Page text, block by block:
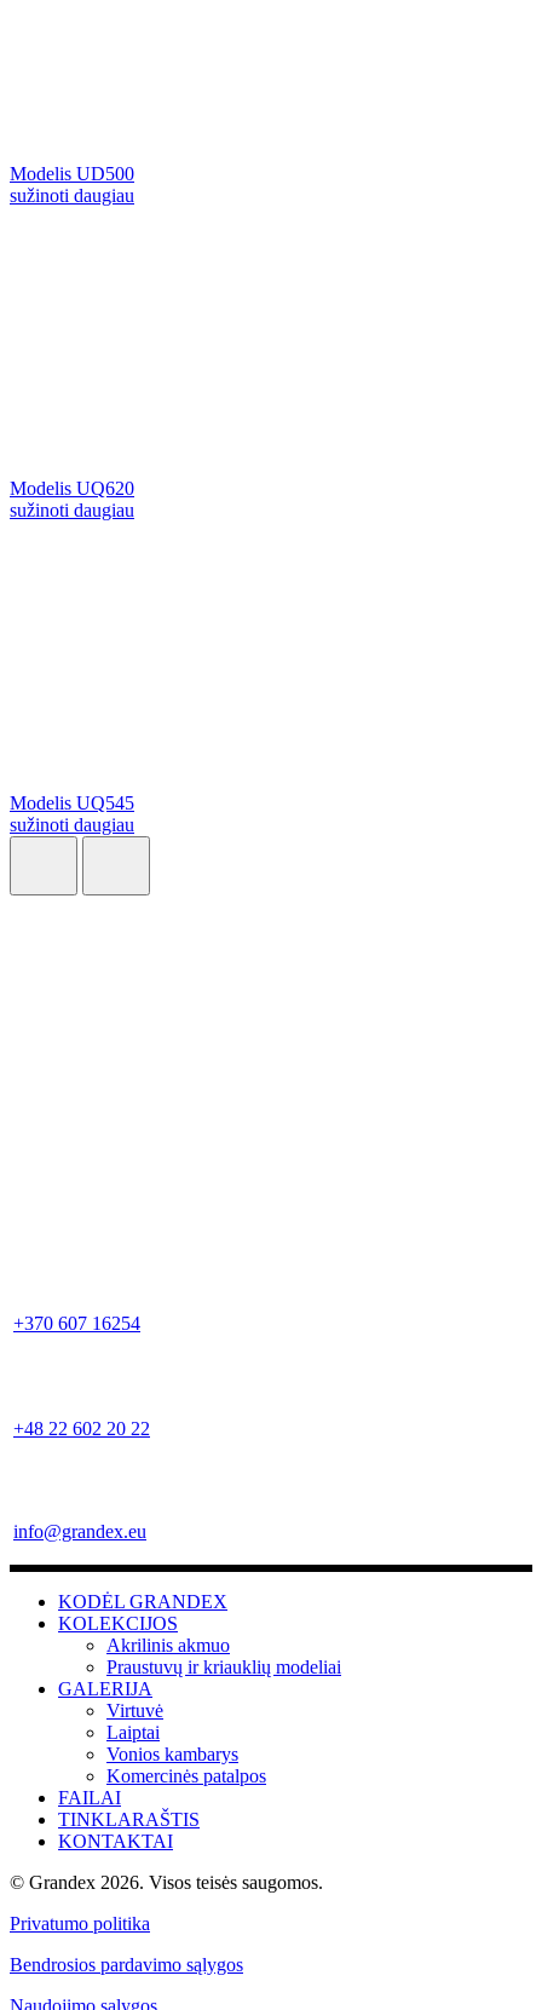
Modelis UD500
sužinoti daugiau
Modelis UQ620
sužinoti daugiau
Modelis UQ545
sužinoti daugiau
+370 607 16254
+48 22 602 20 22
info@grandex.eu
KODĖL GRANDEX
KOLEKCIJOS
Akrilinis akmuo
Praustuvų ir kriauklių modeliai
GALERIJA
Virtuvė
Laiptai
Vonios kambarys
Komercinės patalpos
FAILAI
TINKLARAŠTIS
KONTAKTAI
© Grandex 2026. Visos teisės saugomos.
Privatumo politika
Bendrosios pardavimo sąlygos